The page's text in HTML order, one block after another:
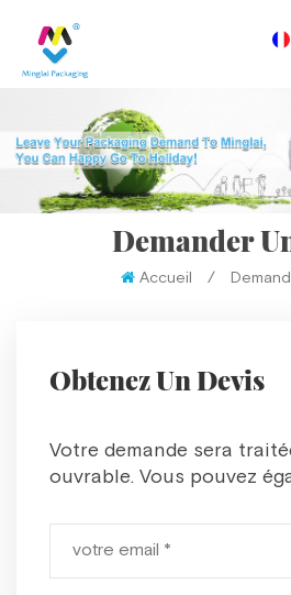
Demander
Accueil /
Obtenez Un Devis
Votre demande sera
ouvrable. Vous pouvez